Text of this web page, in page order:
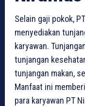
Selain gaji pokok,
menyediakan
karyawan.
tunjangan
tunjangan makan,
Manfaat ini
para karyawan PT